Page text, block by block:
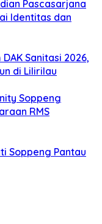
Pascasarjana
Identitas dan
Sanitasi 2026,
di Lilirilau
Soppeng
RMS
Soppeng Pantau